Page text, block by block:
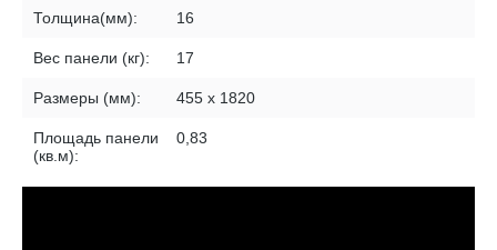
Толщина(мм): 16
Вес панели (кг): 17
Размеры (мм): 455 х 1820
Площадь панели
(кв.м):
0,83